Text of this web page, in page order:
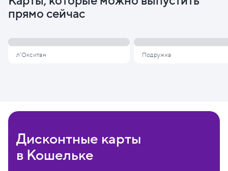
прямо сейчас
л'Окситан Подружка
Дисконтные карты
в Кошельке